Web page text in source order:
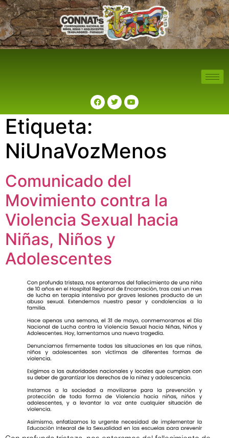
Etiqueta:
NiUnaVozMenos
Comunicado del
Movimiento contra la
Violencia Sexual hacia
Niñas, Niños y
Adolescentes